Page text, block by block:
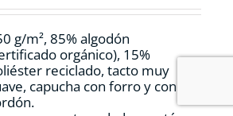
en
página
de
producto
g/m², 85% algodón
orgánico), 15%
reciclado, tacto muy
capucha con forro y con